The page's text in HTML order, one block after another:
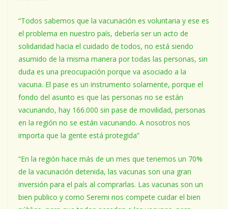
“Todos sabemos que la vacunación es voluntaria y ese es
el problema en nuestro país, debería ser un acto de
solidaridad hacia el cuidado de todos, no está siendo
asumido de la misma manera por todas las personas, sin
duda es una preocupación porque va asociado a la
vacuna. El pase es un instrumento solamente, porque el
fondo del asunto es que las personas no se están
vacunando, hay 166.000 sin pase de movilidad, personas
en la región no se están vacunando. A nosotros nos
importa que la gente está protegida”
“En la región hace más de un mes que tenemos un 70%
de la vacunación detenida, las vacunas son una gran
inversión para el país al comprarlas. Las vacunas son un
bien publico y como Seremi nos compete cuidar el bien